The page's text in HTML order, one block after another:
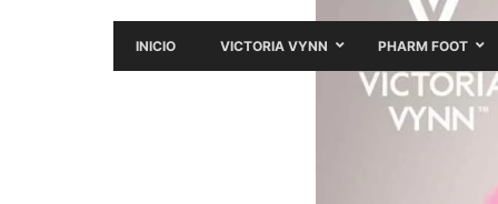
INICIO VICTORIA VYNN PHARM FOOT